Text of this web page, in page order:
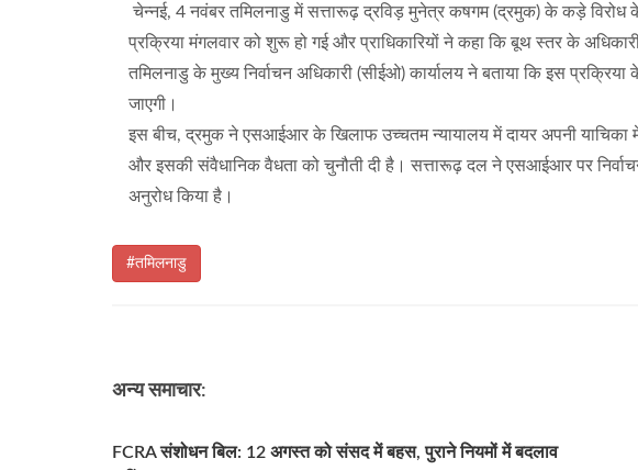
चेन्नई, 4 नवंबर तमिलनाडु में सत्तारूढ़ द्रविड़ मुनेत्र कषगम (द्रमुक) के कड़े विरोध
प्रक्रिया मंगलवार को शुरू हो गई और प्राधिकारियों ने कहा कि बूथ स्तर के
तमिलनाडु के मुख्य निर्वाचन अधिकारी (सीईओ) कार्यालय ने बताया कि इस
जाएगी।
इस बीच, द्रमुक ने एसआईआर के खिलाफ उच्चतम न्यायालय में दायर अपनी याचिका में
और इसकी संवैधानिक वैधता को चुनौती दी है। सत्तारूढ़ दल ने एसआईआर पर
अनुरोध किया है।
#तमिलनाडु
अन्य समाचार:
FCRA संशोधन बिल: 12 अगस्त को संसद में बहस, पुराने नियमों में बदलाव